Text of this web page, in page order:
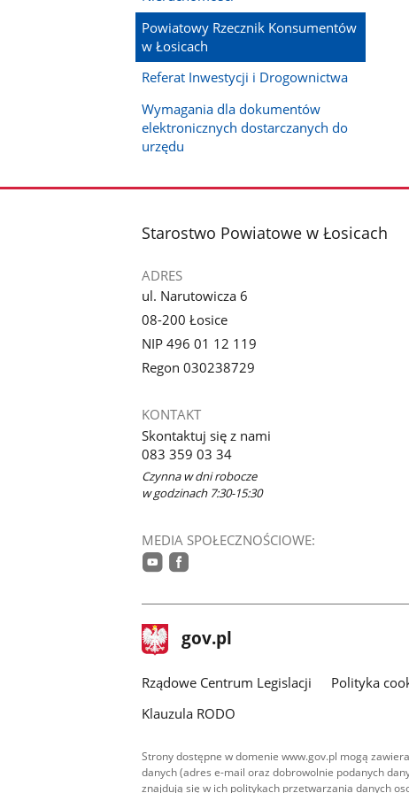
Powiatowy Rzecznik Konsumentów
w Łosicach
Referat Inwestycji i Drogownictwa
Wymagania dla dokumentów
elektronicznych dostarczanych do
urzędu
stopka
Starostwo Powiatowe w Łosicach
ADRES
ul. Narutowicza 6
08-200 Łosice
NIP 496 01 12 119
Regon 030238729
KONTAKT
Skontaktuj się z nami
083 359 03 34
Czynna w dni robocze
w godzinach 7:30-15:30
MEDIA SPOŁECZNOŚCIOWE:
stopka
gov.pl Strona
gov.pl
Rządowe Centrum Legislacji Polityka
Klauzula RODO
Strony dostępne w domenie www.gov.pl mogą
danych (adres e-mail oraz dobrowolnie podanych
znajdują się w ich politykach przetwarzania danych